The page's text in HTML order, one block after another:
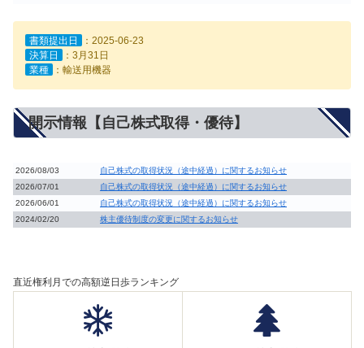
書類提出日
：2025-06-23
決算日
：3月31日
業種
：輸送用機器
開示情報【自己株式取得・優待】
2026/08/03
自己株式の取得状況（途中経過）に関するお知らせ
2026/07/01
自己株式の取得状況（途中経過）に関するお知らせ
2026/06/01
自己株式の取得状況（途中経過）に関するお知らせ
2024/02/20
株主優待制度の変更に関するお知らせ
直近権利月での高額逆日歩ランキング